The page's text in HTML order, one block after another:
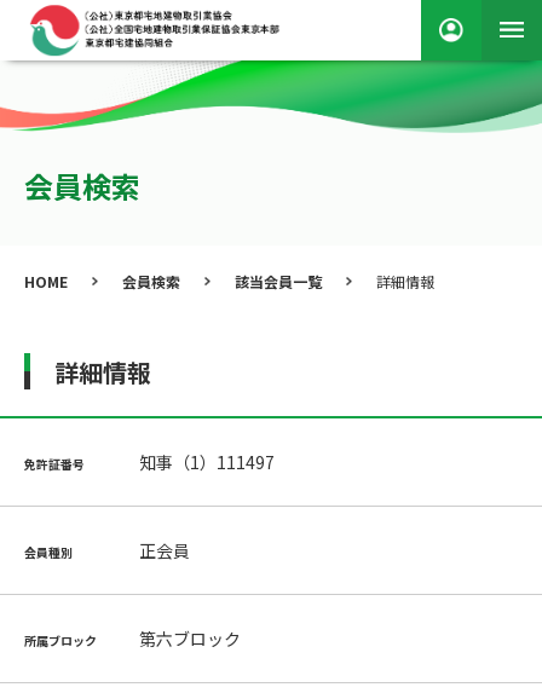
会員検索
HOME 会員検索 該当会員一覧 詳細情報
詳細情報
免許証番号 知事（1）111497
会員種別 正会員
所属ブロック 第六ブロック